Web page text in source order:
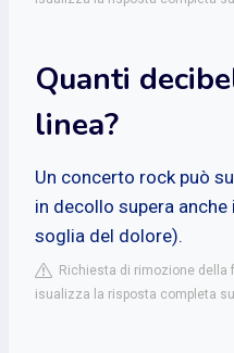
Quanti
linea?
Un concerto rock può
in decollo supera
soglia del dolore).
Richiesta di rimozione della
isualizza la risposta completa